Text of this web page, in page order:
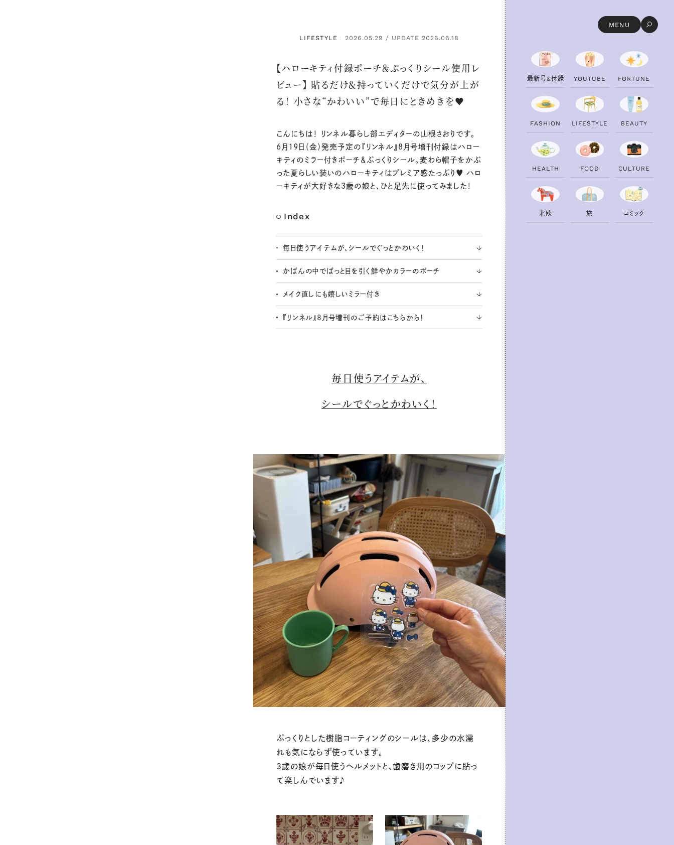
MENU
LIFESTYLE ： 2026.05.29 / UPDATE 2026.06.18
【ハローキティ付録ポーチ＆ぷっくりシール使用レ
ビュー】 貼るだけ＆持っていくだけで気分が上が
る！ 小さな“かわいい”で毎日にときめきを♥
こんにちは！ リンネル暮らし部エディターの山根さおりです。
6月19日（金）発売予定の『リンネル』8月号増刊付録はハロー
キティのミラー付きポーチ＆ぷっくりシール。麦わら帽子をかぶ
った夏らしい装いのハローキティはプレミア感たっぷり♥ ハロ
ーキティが大好きな3歳の娘と、ひと足先に使ってみました！
Index
毎日使うアイテムが、シールでぐっとかわいく！
かばんの中でぱっと目を引く鮮やかカラーのポーチ
メイク直しにも嬉しいミラー付き
『リンネル』8月号増刊のご予約はこちらから！
毎日使うアイテムが、
シールでぐっとかわいく！
ぷっくりとした樹脂コーティングのシールは、多少の水濡
れも気にならず使っています。
3歳の娘が毎日使うヘルメットと、歯磨き用のコップに貼っ
て楽しんでいます♪
最新号&付録 YOUTU B E FORTU N E
FAS H ION LI FESTYLE B EAUTY
H EALTH FOOD CU LTU RE
北欧 旅 コ ミ ック